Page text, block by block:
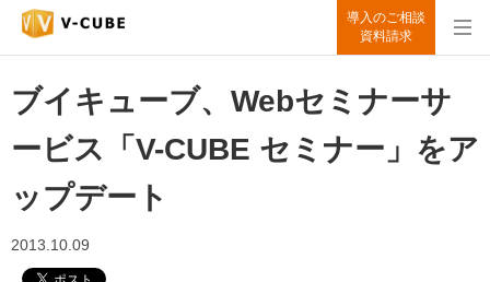
導入のご相談
資料請求
ブイキューブ、Webセミナーサ
ービス「V-CUBE セミナー」をア
ップデート
2013.10.09